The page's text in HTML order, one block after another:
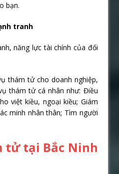
bạn.
tranh
năng lực tài chính của đối
thám tử cho doanh nghiệp,
thám tử cá nhân như: Điều
việt kiều, ngoại kiều; Giám
minh nhân thân; Tìm người
tử tại Bắc Ninh